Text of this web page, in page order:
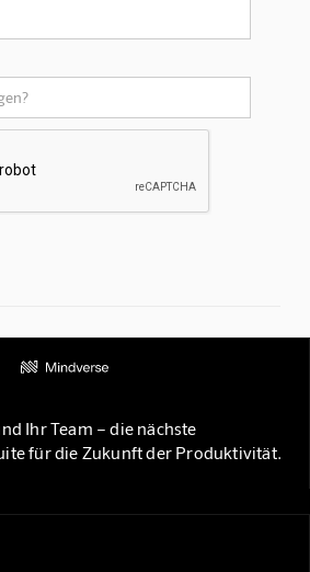
Ihr Team – die nächste
für die Zukunft der Produktivität.